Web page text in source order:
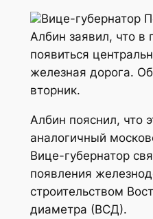
Вице-губернатор
Албин заявил, что в
появиться
железная дорога.
вторник.
Албин пояснил, что
аналогичный
Вице-губернатор
появления
строительством
диаметра (ВСД).